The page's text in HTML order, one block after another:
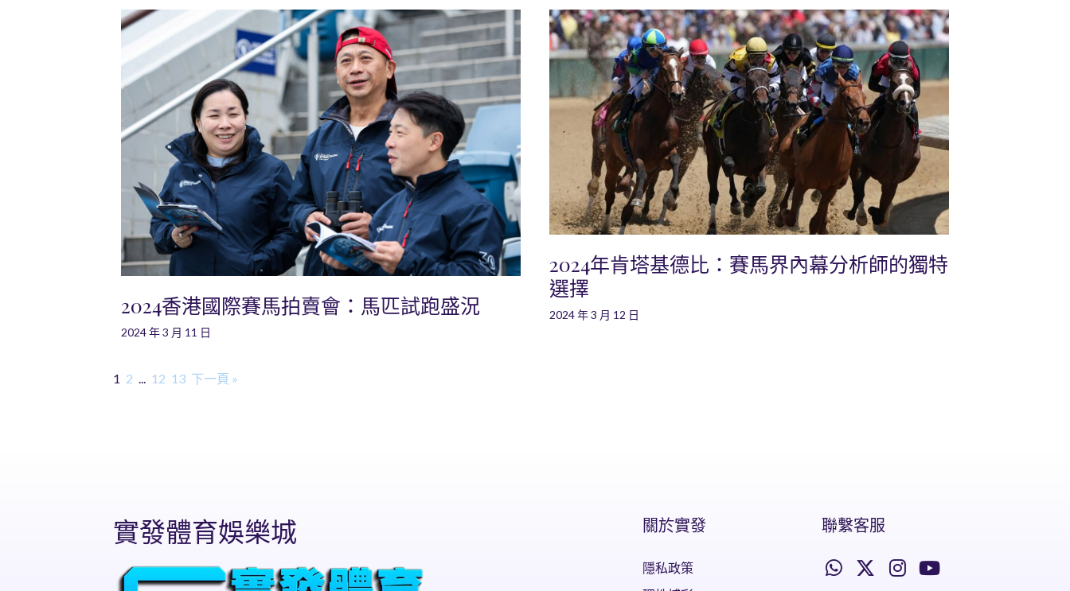
2024香港國際賽馬拍賣會：馬匹試跑盛況
2024 年 3 月 11 日
2024年肯塔基德比：賽馬界內幕分析師的獨特
選擇
2024 年 3 月 12 日
1 2 ... 12 13 下一頁 »
實發體育娛樂城 關於實發
隱私政策
聯繫客服